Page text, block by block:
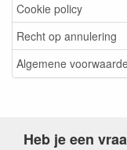
Cookie policy
Recht op annulering
Algemene
Heb je een